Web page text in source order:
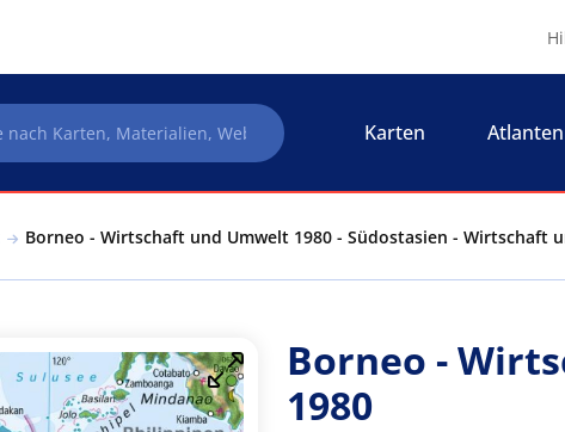
Karten Atlanten
Borneo - Wirtschaft und Umwelt 1980 - Südostasien - Wirtschaft
Borneo -
1980